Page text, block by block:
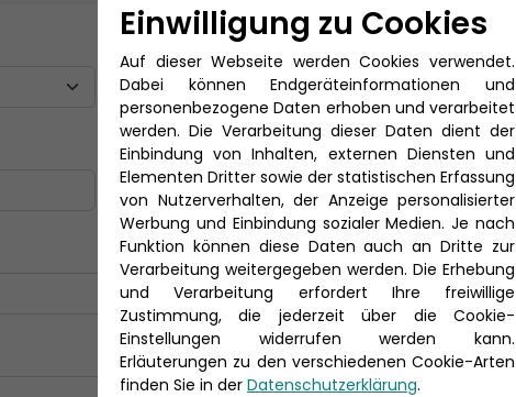
Nachname *
Einwilligung zu Cookies
Auf dieser Webseite werden Cookies verwendet.
Dabei können Endgeräteinformationen und
personenbezogene Daten erhoben und verarbeitet
werden. Die Verarbeitung dieser Daten dient der
Einbindung von Inhalten, externen Diensten und
Elementen Dritter sowie der statistischen Erfassung
von Nutzerverhalten, der Anzeige personalisierter
Werbung und Einbindung sozialer Medien. Je nach
Funktion können diese Daten auch an Dritte zur
Verarbeitung weitergegeben werden. Die Erhebung
und Verarbeitung erfordert Ihre freiwillige
Zustimmung, die jederzeit über die Cookie-
Einstellungen widerrufen werden kann.
Erläuterungen zu den verschiedenen Cookie-Arten
finden Sie in der Datenschutzerklärung.